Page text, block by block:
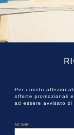
Per i nostri
offerte promozionali
ad essere avvisato di
NOME